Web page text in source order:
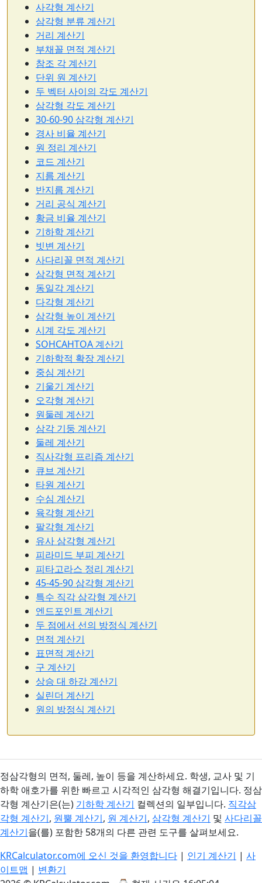
사각형 계산기
삼각형 분류 계산기
거리 계산기
부채꼴 면적 계산기
참조 각 계산기
단위 원 계산기
두 벡터 사이의 각도 계산기
삼각형 각도 계산기
30-60-90 삼각형 계산기
경사 비율 계산기
원 정리 계산기
코드 계산기
지름 계산기
반지름 계산기
거리 공식 계산기
황금 비율 계산기
기하학 계산기
빗변 계산기
사다리꼴 면적 계산기
삼각형 면적 계산기
동일각 계산기
다각형 계산기
삼각형 높이 계산기
시계 각도 계산기
SOHCAHTOA 계산기
기하학적 확장 계산기
중심 계산기
기울기 계산기
오각형 계산기
원둘레 계산기
삼각 기둥 계산기
둘레 계산기
직사각형 프리즘 계산기
큐브 계산기
타원 계산기
수심 계산기
육각형 계산기
팔각형 계산기
유사 삼각형 계산기
피라미드 부피 계산기
피타고라스 정리 계산기
45-45-90 삼각형 계산기
특수 직각 삼각형 계산기
엔드포인트 계산기
두 점에서 선의 방정식 계산기
면적 계산기
표면적 계산기
구 계산기
상승 대 하강 계산기
실린더 계산기
원의 방정식 계산기
정삼각형의 면적, 둘레, 높이 등을 계산하세요. 학생, 교사 및 기
하학 애호가를 위한 빠르고 시각적인 삼각형 해결기입니다. 정삼
각형 계산기은(는) 기하학 계산기 컬렉션의 일부입니다. 직각삼
각형 계산기, 원뿔 계산기, 원 계산기, 삼각형 계산기 및 사다리꼴
계산기을(를) 포함한 58개의 다른 관련 도구를 살펴보세요.
KRCalculator.com에 오신 것을 환영합니다 | 인기 계산기 | 사
이트맵 | 변환기